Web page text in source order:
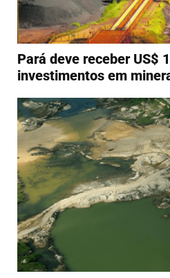
Pará deve receber US$
investimentos em